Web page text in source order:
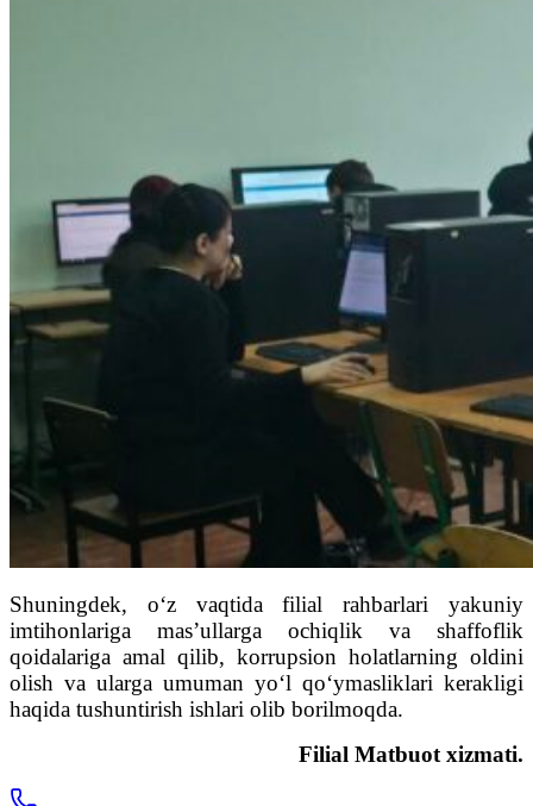
Shuningdek, o‘z vaqtida filial rahbarlari yakuniy
imtihonlariga mas’ullarga ochiqlik va shaffoflik
qoidalariga amal qilib, korrupsion holatlarning oldini
olish va ularga umuman yo‘l qo‘ymasliklari kerakligi
haqida tushuntirish ishlari olib borilmoqda.
Filial Matbuot xizmati.